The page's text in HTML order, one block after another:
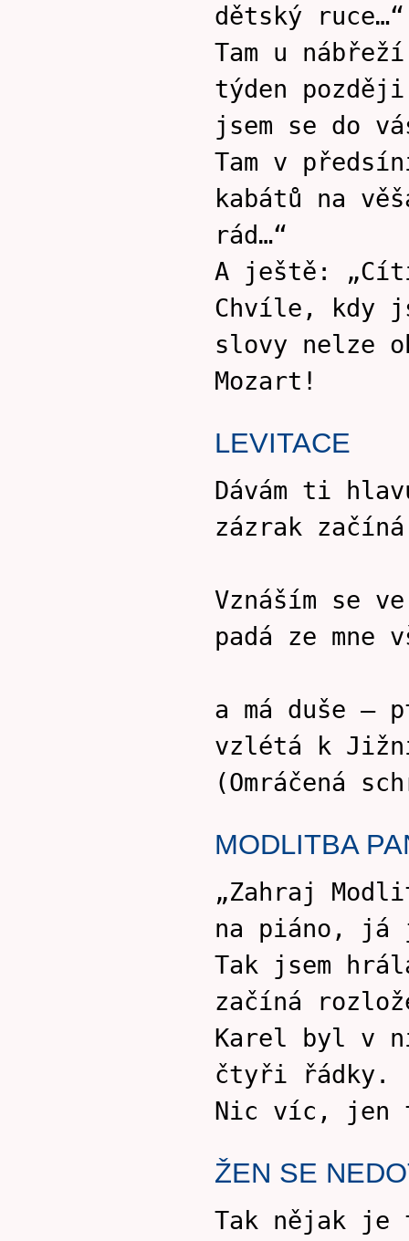
dětský ruce…“
Tam u
týden
jsem se do
Tam v
kabátů na
rád…“
A ještě:
Chvíle, kdy
slovy nelze
Mozart!
LEVITACE
Dávám ti
zázrak začíná
Vznáším se
padá ze mne
a má duše –
vzlétá k
(Omráčená
MODLITBA
„Zahraj
na piáno, já
Tak jsem
začíná
Karel byl v ní
čtyři řádky.
Nic víc, jen
ŽEN SE
Tak nějak je